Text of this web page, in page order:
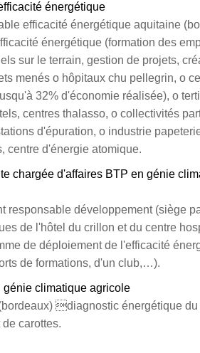
énergétique
efficacité énergétique aquitaine
énergétique (formation des
sur le terrain, gestion de projets,
menés o hôpitaux chu pellegrin, o
32% d'économie réalisée), o
centres thalasso, o collectivités
d'épuration, o industrie
centre d'énergie atomique.
chargée d'affaires BTP en génie
responsable développement (siège
de l'hôtel du crillon et du centre
de déploiement de l'efficacité
de formations, d'un club,…).
climatique agricole
diagnostic énergétique du
carottes.